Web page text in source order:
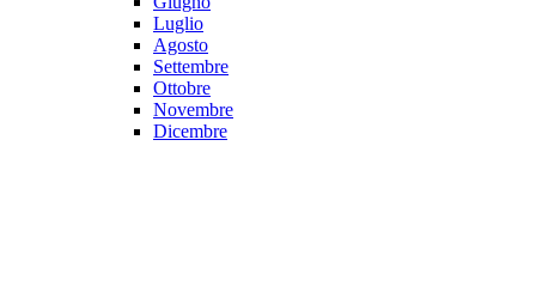
Luglio
Agosto
Settembre
Ottobre
Novembre
Dicembre